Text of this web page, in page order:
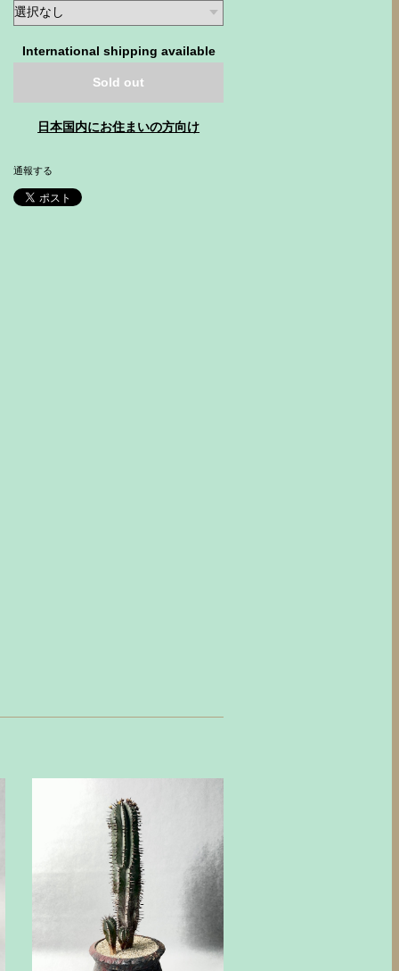
International shipping available
Sold out
日本国内にお住まいの方向け
通報する